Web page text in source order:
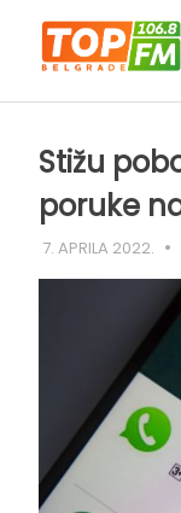
content
Stižu
poruke
7. APRILA 2022.